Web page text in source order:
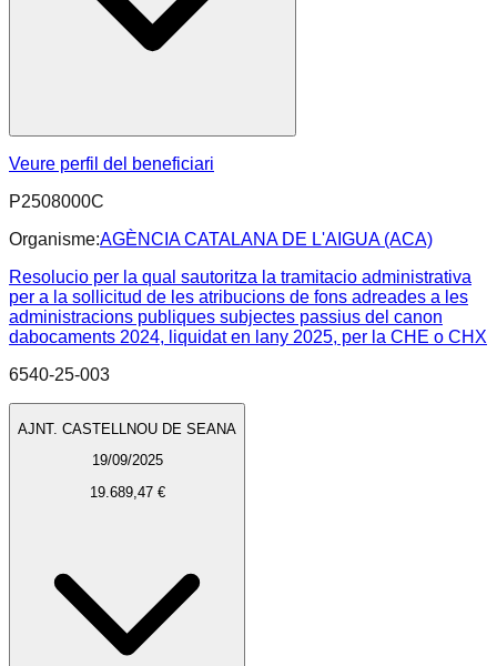
Veure perfil del beneficiari
P2508000C
Organisme:AGÈNCIA CATALANA DE L'AIGUA (ACA)
Resolucio per la qual sautoritza la tramitacio administrativa
per a la sollicitud de les atribucions de fons adreades a les
administracions publiques subjectes passius del canon
dabocaments 2024, liquidat en lany 2025, per la CHE o CHX
6540-25-003
AJNT. CASTELLNOU DE SEANA
19/09/2025
19.689,47 €